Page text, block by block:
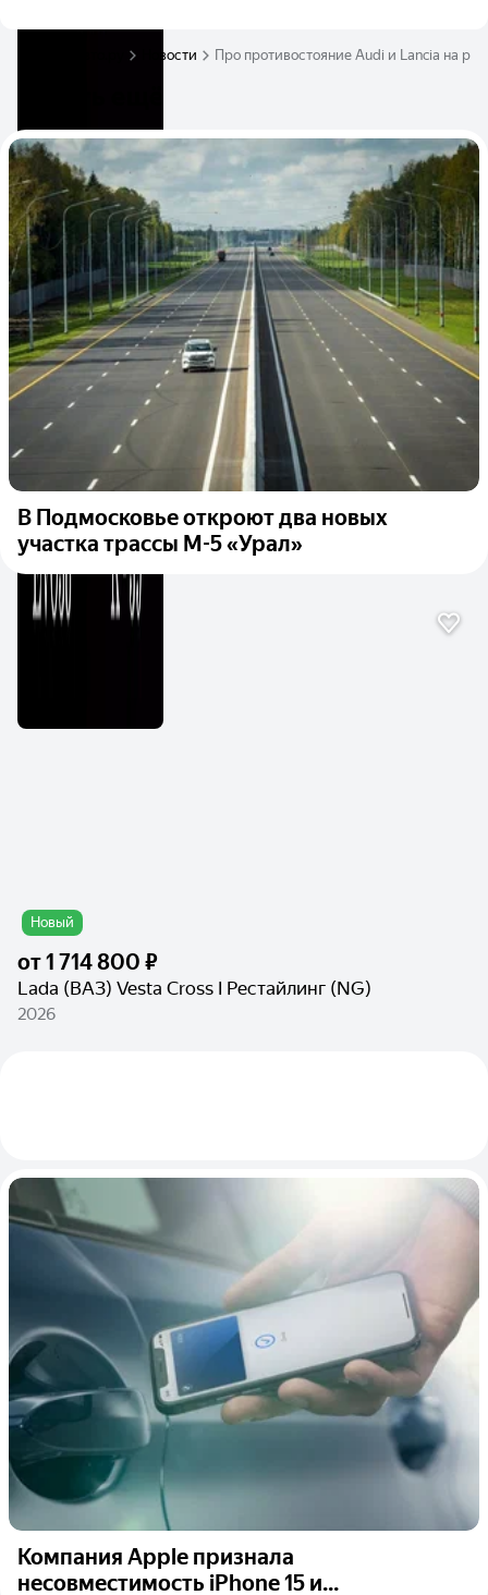
Новости Про противостояние Audi и Lancia на
В Подмосковье откроют два новых
участка трассы М-5 «Урал»
Новый
от1 714 800 ₽
Lada (ВАЗ) Vesta Cross I Рестайлинг (NG)
2026
Компания Apple признала
несовместимость iPhone 15 и...